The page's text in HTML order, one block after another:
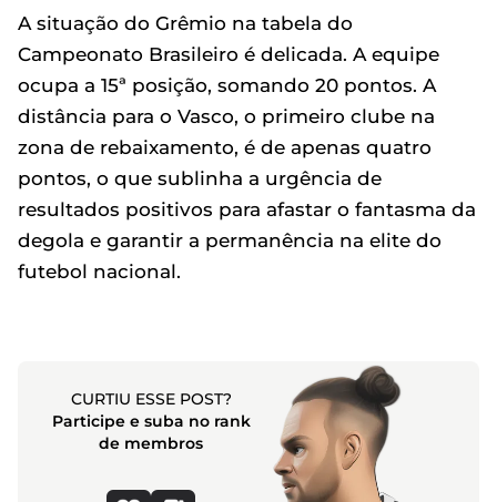
A situação do Grêmio na tabela do
Campeonato Brasileiro é delicada. A equipe
ocupa a 15ª posição, somando 20 pontos. A
distância para o Vasco, o primeiro clube na
zona de rebaixamento, é de apenas quatro
pontos, o que sublinha a urgência de
resultados positivos para afastar o fantasma da
degola e garantir a permanência na elite do
futebol nacional.
CURTIU ESSE POST?
Participe e suba no rank
de membros